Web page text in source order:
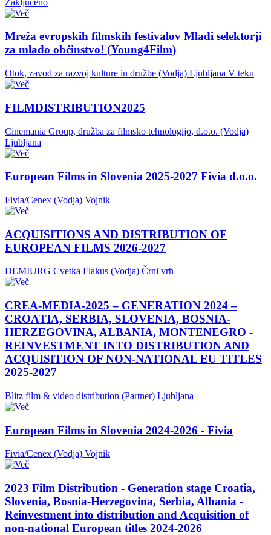
Mreža evropskih filmskih festivalov Mladi selektorji
za mlado občinstvo! (Young4Film)
Otok, zavod za razvoj kulture in družbe (Vodja) Ljubljana V teku
FILMDISTRIBUTION2025
Cinemania Group, družba za filmsko tehnologijo, d.o.o. (Vodja)
Ljubljana
European Films in Slovenia 2025-2027 Fivia d.o.o.
Fivia/Cenex (Vodja) Vojnik
ACQUISITIONS AND DISTRIBUTION OF
EUROPEAN FILMS 2026-2027
DEMIURG Cvetka Flakus (Vodja) Črni vrh
CREA-MEDIA-2025 – GENERATION 2024 –
CROATIA, SERBIA, SLOVENIA, BOSNIA-
HERZEGOVINA, ALBANIA, MONTENEGRO -
REINVESTMENT INTO DISTRIBUTION AND
ACQUISITION OF NON-NATIONAL EU TITLES
2025-2027
Blitz film & video distribution (Partner) Ljubljana
European Films in Slovenia 2024-2026 - Fivia
Fivia/Cenex (Vodja) Vojnik
2023 Film Distribution - Generation stage Croatia,
Slovenia, Bosnia-Herzegovina, Serbia, Albania -
Reinvestment into distribution and Acquisition of
non-national European titles 2024-2026